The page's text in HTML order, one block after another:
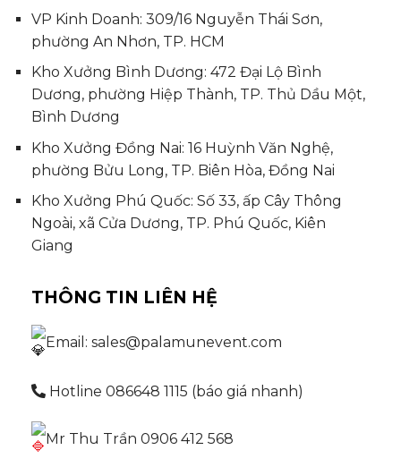
VP Kinh Doanh: 309/16 Nguyễn Thái Sơn,
phường An Nhơn, TP. HCM
Kho Xưởng Bình Dương: 472 Đại Lộ Bình
Dương, phường Hiệp Thành, TP. Thủ Dầu Một,
Bình Dương
Kho Xưởng Đồng Nai: 16 Huỳnh Văn Nghệ,
phường Bửu Long, TP. Biên Hòa, Đồng Nai
Kho Xưởng Phú Quốc: Số 33, ấp Cây Thông
Ngoài, xã Cửa Dương, TP. Phú Quốc, Kiên
Giang
THÔNG TIN LIÊN HỆ
Email: sales@palamunevent.com
Hotline 086648 1115 (báo giá nhanh)
Mr Thu Trần 0906 412 568